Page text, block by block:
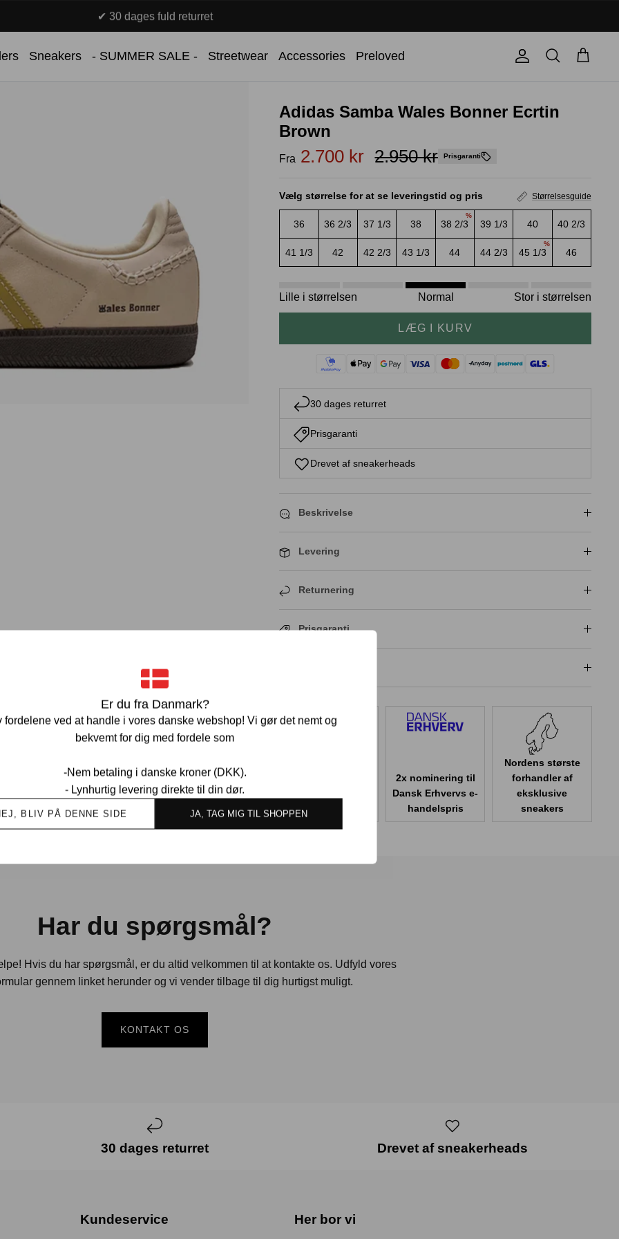
✔ 30 dages fuld returret
Sneakers - SUMMER SALE - Streetwear Accessories Preloved Konto
Søg
Kurv
Er du fra Danmark?
fordelene ved at handle i vores danske webshop! Vi gør det nemt og
bekvemt for dig med fordele som
-Nem betaling i danske kroner (DKK).
- Lynhurtig levering direkte til din dør.
BLIV PÅ DENNE SIDE JA, TAG MIG TIL SHOPPEN
Adidas Samba Wales Bonner Ecrtin
Brown
Fra 2.700 kr 2.950 kr Prisgaranti
Vælg størrelse for at se leveringstid og pris Størrelsesguide
36 36 2/3 37 1/3 38 38 2/3
%
39 1/3 40 40 2/3
41 1/3 42 42 2/3 43 1/3 44 44 2/3 45 1/3
%
46
Lille i størrelsen Normal Stor i størrelsen
LÆG I KURV
30 dages returret
Prisgaranti
Drevet af sneakerheads
Beskrivelse
Levering
Returnering
Prisgaranti
kunder i Danmark
2x nominering til
Dansk Erhvervs e-
handelspris
Nordens største
forhandler af
eksklusive
sneakers
Har du spørgsmål?
Hvis du har spørgsmål, er du altid velkommen til at kontakte os. Udfyld vores
gennem linket herunder og vi vender tilbage til dig hurtigst muligt.
KONTAKT OS
30 dages returret Drevet af sneakerheads
Kundeservice Her bor vi